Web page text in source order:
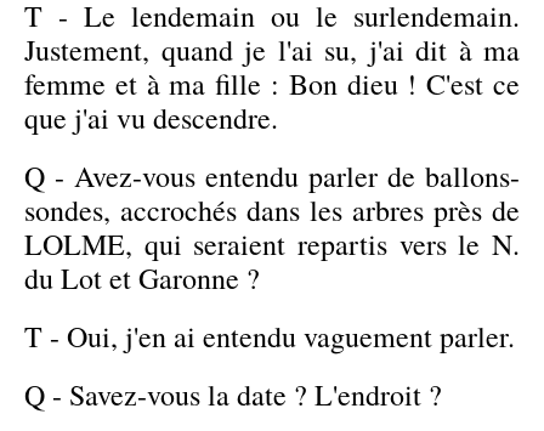
T - Le lendemain ou le surlendemain.
Justement, quand je l'ai su, j'ai dit à ma
femme et à ma fille : Bon dieu ! C'est ce
que j'ai vu descendre.
Q - Avez-vous entendu parler de ballons-
sondes, accrochés dans les arbres près de
LOLME, qui seraient repartis vers le N.
du Lot et Garonne ?
T - Oui, j'en ai entendu vaguement parler.
Q - Savez-vous la date ? L'endroit ?